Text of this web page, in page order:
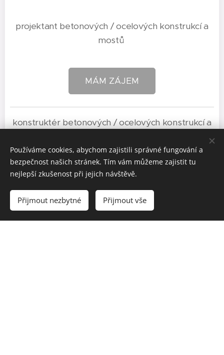
projektant betonových / ocelových konstrukcí a
mostů
MÁM ZÁJEM
konstruktér betonových / ocelových konstrukcí a
MÁM ZÁJEM
projektant pozemních komunikací
Používáme cookies, abychom zajistili správné fungování a
bezpečnost našich stránek. Tím vám můžeme zajistit tu
nejlepší zkušenost při jejich návštěvě.
Přijmout nezbytné Přijmout vše